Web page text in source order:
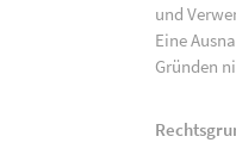
und
Eine
Gründen